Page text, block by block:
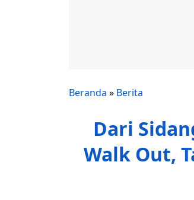
Beranda » Berita
Dari
Walk Out,